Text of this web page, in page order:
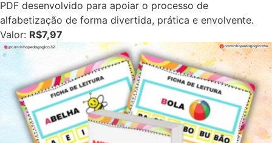
PDF desenvolvido para apoiar o processo de
alfabetização de forma divertida, prática e envolvente.
Valor: R$7,97